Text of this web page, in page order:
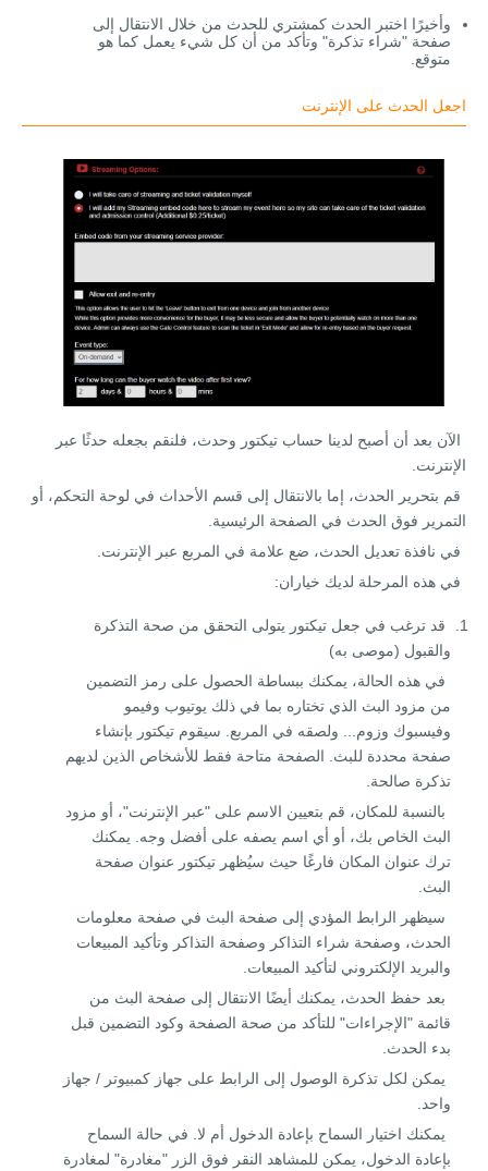
وأخيرًا اختبر الحدث كمشتري للحدث من خلال الانتقال إلى
صفحة "شراء تذكرة" وتأكد من أن كل شيء يعمل كما هو
متوقع.
اجعل الحدث على الإنترنت
الآن بعد أن أصبح لدينا حساب تيكتور وحدث، فلنقم بجعله حدثًا عبر
الإنترنت.
قم بتحرير الحدث، إما بالانتقال إلى قسم الأحداث في لوحة التحكم، أو
التمرير فوق الحدث في الصفحة الرئيسية.
في نافذة تعديل الحدث، ضع علامة في المربع عبر الإنترنت.
في هذه المرحلة لديك خياران:
قد ترغب في جعل تيكتور يتولى التحقق من صحة التذكرة
والقبول (موصى به)
في هذه الحالة، يمكنك ببساطة الحصول على رمز التضمين
من مزود البث الذي تختاره بما في ذلك يوتيوب وفيمو
وفيسبوك وزوم... ولصقه في المربع. سيقوم تيكتور بإنشاء
صفحة محددة للبث. الصفحة متاحة فقط للأشخاص الذين لديهم
تذكرة صالحة.
بالنسبة للمكان، قم بتعيين الاسم على "عبر الإنترنت"، أو مزود
البث الخاص بك، أو أي اسم يصفه على أفضل وجه. يمكنك
ترك عنوان المكان فارغًا حيث سيُظهر تيكتور عنوان صفحة
البث.
سيظهر الرابط المؤدي إلى صفحة البث في صفحة معلومات
الحدث، وصفحة شراء التذاكر وصفحة التذاكر وتأكيد المبيعات
والبريد الإلكتروني لتأكيد المبيعات.
بعد حفظ الحدث، يمكنك أيضًا الانتقال إلى صفحة البث من
قائمة "الإجراءات" للتأكد من صحة الصفحة وكود التضمين قبل
بدء الحدث.
يمكن لكل تذكرة الوصول إلى الرابط على جهاز كمبيوتر / جهاز
واحد.
يمكنك اختيار السماح بإعادة الدخول أم لا. في حالة السماح
بإعادة الدخول، يمكن للمشاهد النقر فوق الزر "مغادرة" لمغادرة